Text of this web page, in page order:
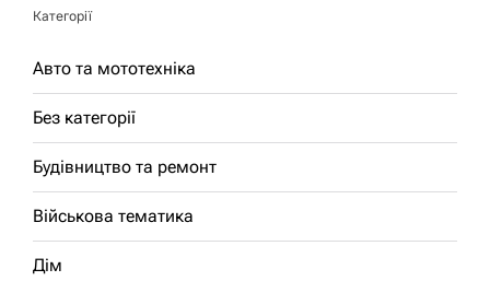
Категорії
Авто та мототехніка
Без категорії
Будівництво та ремонт
Військова тематика
Дім